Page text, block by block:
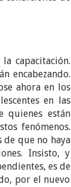
capacitación.
encabezando.
ahora en los
en las
quienes están
fenómenos.
de que no haya
Insisto, y
es de
por el nuevo